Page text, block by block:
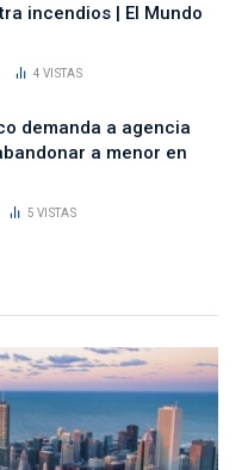
incendios | El Mundo
4VISTAS
demanda a agencia
a menor en
5VISTAS